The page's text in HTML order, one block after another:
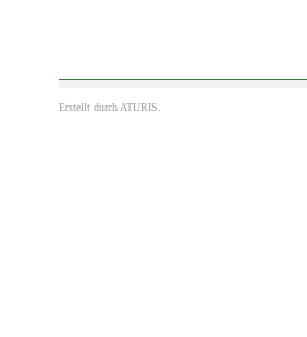
Erstellt durch ATURIS.